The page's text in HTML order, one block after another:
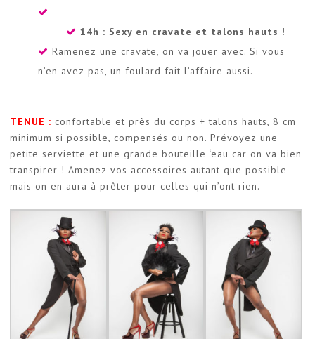
14h : Sexy en cravate et talons hauts !
Ramenez une cravate, on va jouer avec. Si vous
n’en avez pas, un foulard fait l’affaire aussi.
TENUE : confortable et près du corps + talons hauts, 8 cm
minimum si possible, compensés ou non. Prévoyez une
petite serviette et une grande bouteille ‘eau car on va bien
transpirer ! Amenez vos accessoires autant que possible
mais on en aura à prêter pour celles qui n’ont rien.